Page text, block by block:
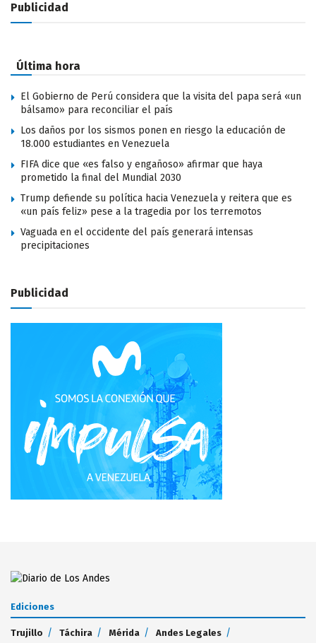
Publicidad
Última hora
El Gobierno de Perú considera que la visita del papa será «un
bálsamo» para reconciliar el país
Los daños por los sismos ponen en riesgo la educación de
18.000 estudiantes en Venezuela
FIFA dice que «es falso y engañoso» afirmar que haya
prometido la final del Mundial 2030
Trump defiende su política hacia Venezuela y reitera que es
«un país feliz» pese a la tragedia por los terremotos
Vaguada en el occidente del país generará intensas
precipitaciones
Publicidad
Ediciones
Trujillo Táchira Mérida Andes Legales